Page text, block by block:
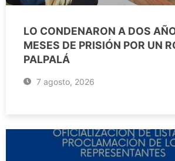
LO CONDENARON A DOS
MESES DE PRISIÓN POR UN
PALPALÁ
7 agosto, 2026